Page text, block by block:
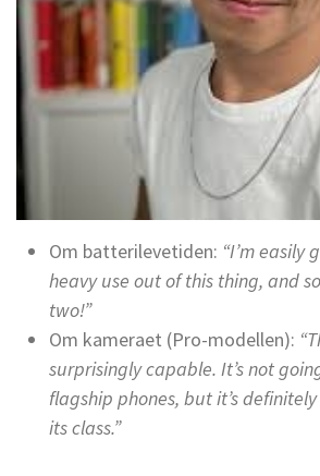
Om batterilevetiden: “I’m easily
heavy use out of this thing, and
two!”
Om kameraet (Pro-modellen):
surprisingly capable. It’s not
flagship phones, but it’s
its class.”